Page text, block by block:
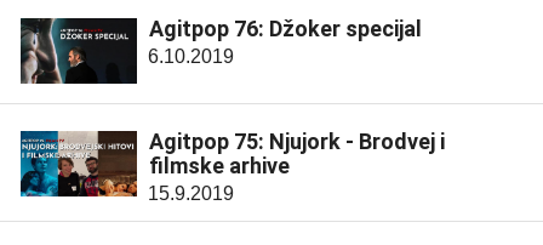
Agitpop 76: Džoker specijal
6.10.2019
Agitpop 75: Njujork - Brodvej i
filmske arhive
15.9.2019